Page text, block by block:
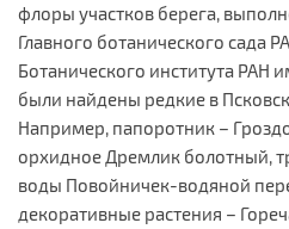
флоры участков берега,
Главного ботанического сада
Ботанического института РАН
были найдены редкие в
Например, папоротник –
орхидное Дремлик болотный,
воды Повойничек-водяной
декоративные растения –